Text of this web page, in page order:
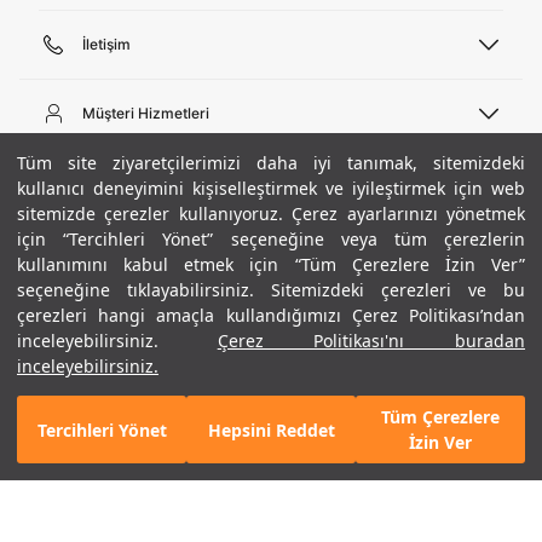
Tüm site ziyaretçilerimizi daha iyi tanımak, sitemizdeki
kullanıcı deneyimini kişiselleştirmek ve iyileştirmek için web
sitemizde çerezler kullanıyoruz. Çerez ayarlarınızı yönetmek
için “Tercihleri Yönet” seçeneğine veya tüm çerezlerin
kullanımını kabul etmek için “Tüm Çerezlere İzin Ver”
seçeneğine tıklayabilirsiniz. Sitemizdeki çerezleri ve bu
çerezleri hangi amaçla kullandığımızı Çerez Politikası’ndan
inceleyebilirsiniz.
Çerez Politikası'nı buradan
inceleyebilirsiniz.
Tercihleri Yönet Hepsini Reddet
Tüm Çerezlere
İzin Ver
+ 2 Renk
GELINCE HABER VER
İletişim
444 02 00
Pazartesi - Cuma 09:00 - 18:00
E-posta
bilgi@underarmour.com
Müşteri Hizmetleri
Sipariş Sorgulama
Bize Ulaşın
Teslimat Bilgileri
İşlem Rehberi
İade ve Değişimler
Sıkça Sorulan Sorular
Beden Rehberi
Site Haritası
Hakkımızda
Ticari Bilgiler
Hükümler ve Koşullar
Gizlilik Politikası
Çerez Politikası
Kariyer
ETBİS
UA Sosyal Medya
Instagram
Facebook
Twitter
Popüler Kategoriler
Erkek Basketbol Ayakkabısı
Çocuk Basketbol Ayakkabısı
Erkek Eşofman
Kadın Tayt